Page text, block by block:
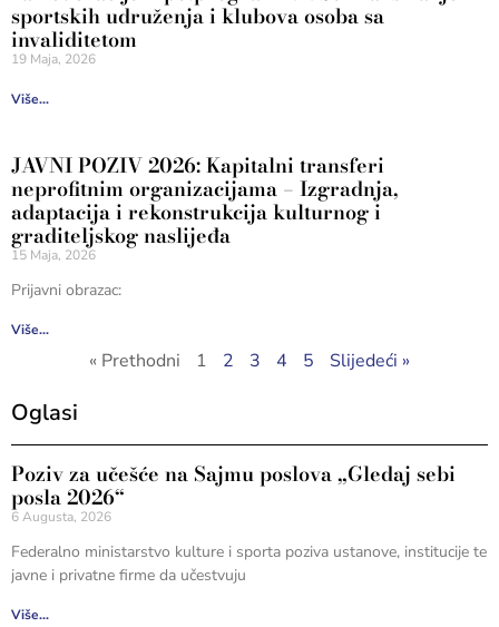
sportskih udruženja i klubova osoba sa
invaliditetom
19 Maja, 2026
Više...
JAVNI POZIV 2026: Kapitalni transferi
neprofitnim organizacijama – Izgradnja,
adaptacija i rekonstrukcija kulturnog i
graditeljskog naslijeđa
15 Maja, 2026
Prijavni obrazac:
Više...
« Prethodni 1 2 3 4 5 Slijedeći »
Oglasi
Poziv za učešće na Sajmu poslova „Gledaj sebi
posla 2026“
6 Augusta, 2026
Federalno ministarstvo kulture i sporta poziva ustanove, institucije te
javne i privatne firme da učestvuju
Više...